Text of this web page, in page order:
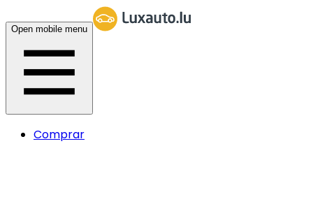
Open mobile menu
Comprar